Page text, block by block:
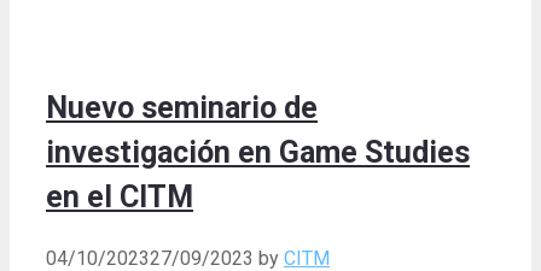
Nuevo seminario de
investigación en Game Studies
en el CITM
04/10/202327/09/2023 by CITM